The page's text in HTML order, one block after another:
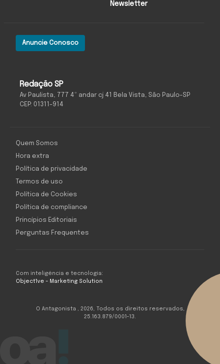
Redação SP
Av Paulista, 777 4º andar cj 41 Bela Vista, São Paulo-SP
CEP: 01311-914
Anuncie Conosco
Newsletter
Com inteligência e tecnologia:
Object1ve - Marketing Solution
Quem Somos
Hora extra
Política de privacidade
Termos de uso
Política de Cookies
Política de compliance
Princípios Editoriais
Perguntas Frequentes
O Antagonista , 2026, Todos os direitos reservados,
25.163.879/0001-13.